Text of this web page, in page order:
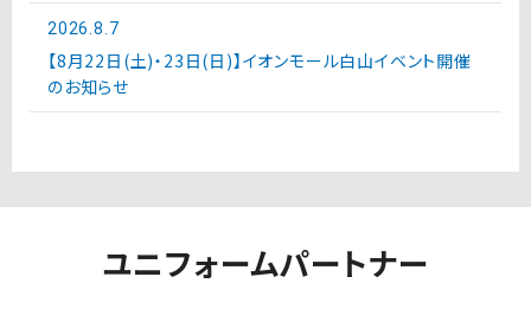
2026.8.7
【8月22日(土)・23日(日)】イオンモール白山イベント開催
のお知らせ
ユニフォームパートナー